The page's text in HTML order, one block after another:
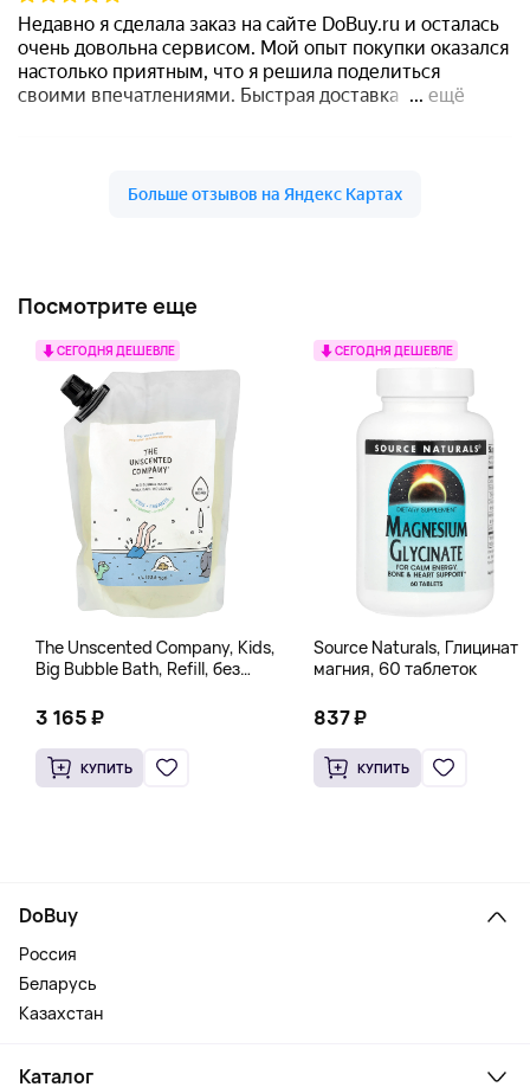
Посмотрите еще
СЕГОДНЯ ДЕШЕВЛЕ
The Unscented Company, Kids,
Big Bubble Bath, Refill, без
Унции)
3 165 ₽
КУПИТЬ
СЕГОДНЯ ДЕШЕВЛЕ
Source Naturals, Глицинат
магния, 60 таблеток
837 ₽
КУПИТЬ
DoBuy
Россия
Беларусь
Казахстан
Каталог